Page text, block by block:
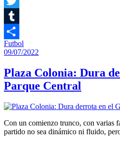
Twitter
Tumblr
Compartir
Futbol
09/07/2022
Plaza Colonia: Dura
Parque Central
Con un comienzo trunco, con varias
partido no sea dinámico ni fluido,